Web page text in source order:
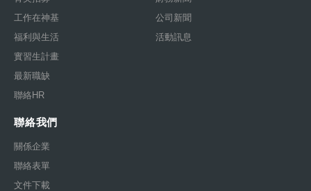
工作在神基
福利與生活
實習生計畫
最新職缺
聯絡HR
公司新聞
活動訊息
聯絡我們
關係企業
聯絡表單
文件下載